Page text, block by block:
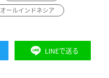
オールインドネシア
LINEで送る